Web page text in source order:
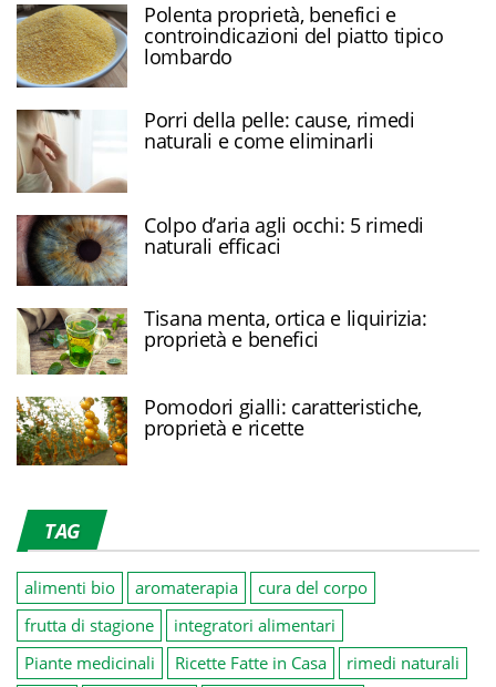
Polenta proprietà, benefici e
controindicazioni del piatto tipico
lombardo
Porri della pelle: cause, rimedi
naturali e come eliminarli
Colpo d’aria agli occhi: 5 rimedi
naturali efficaci
Tisana menta, ortica e liquirizia:
proprietà e benefici
Pomodori gialli: caratteristiche,
proprietà e ricette
TAG
alimenti bio aromaterapia
cura del corpo
frutta di stagione
integratori alimentari
Piante medicinali
Ricette Fatte in Casa
rimedi naturali